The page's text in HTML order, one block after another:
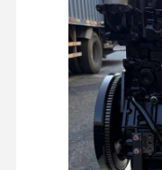
Μηχανή Kubota
Μηχανή Isuzu
Κινητήρας Cummins
ντίζελ